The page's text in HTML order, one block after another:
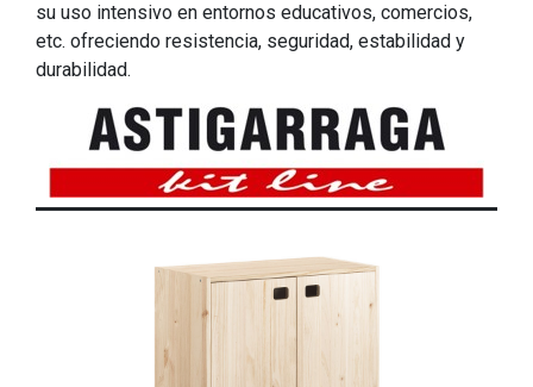
su uso intensivo en entornos educativos, comercios,
etc. ofreciendo resistencia, seguridad, estabilidad y
durabilidad.